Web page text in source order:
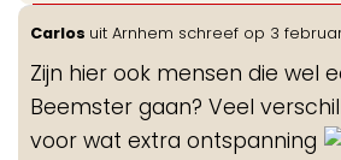
Carlos uit Arnhem schreef op 3
Zijn hier ook mensen die wel
Beemster gaan? Veel
voor wat extra ontspanning